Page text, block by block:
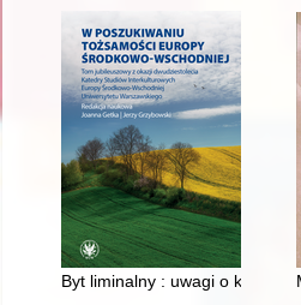
Byt liminalny : uwagi o